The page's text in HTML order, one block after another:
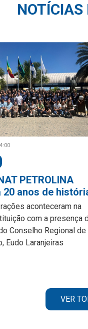
NOTÍCIAS
PETROLINA
20 anos de
aconteceram na
com a presença
Conselho Regional de
Eudo Laranjeiras
VER